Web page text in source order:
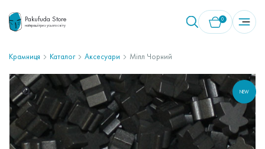
Pakufuda Store
найкращі ігри з усього світу
0
У кошику немає товарів.
Крамниця Каталог Аксесуари Міпл Чорний
🔍
NEW